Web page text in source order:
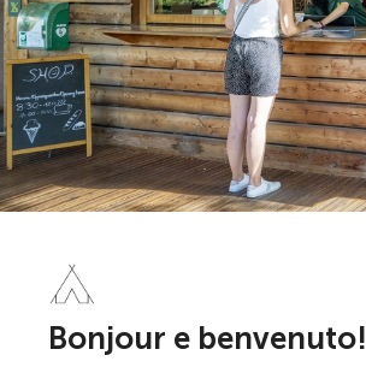
Bonjour e benvenuto!